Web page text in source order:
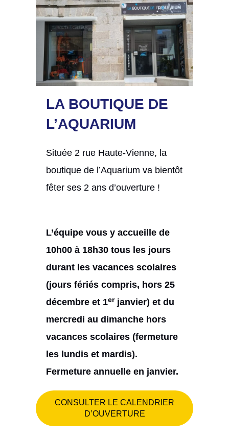
LA BOUTIQUE DE
L’AQUARIUM
Située 2 rue Haute-Vienne, la
boutique de l’Aquarium va bientôt
fêter ses 2 ans d’ouverture !
L’équipe vous y accueille de
10h00 à 18h30 tous les jours
durant les vacances scolaires
(jours fériés compris, hors 25
décembre et 1erjanvier) et du
mercredi au dimanche hors
vacances scolaires (fermeture
les lundis et mardis).
Fermeture annuelle en janvier.
CONSULTER LE CALENDRIER
D’OUVERTURE